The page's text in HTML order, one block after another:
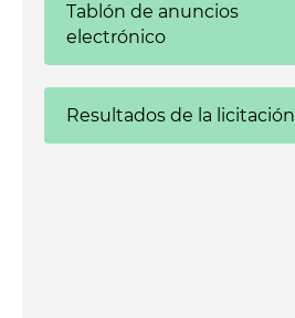
Tablón de anuncios
electrónico
Resultados de la licitación